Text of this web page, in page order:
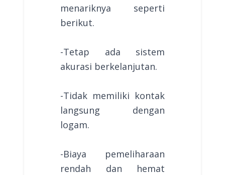
menariknya seperti
berikut.
-Tetap ada sistem
akurasi berkelanjutan.
-Tidak memiliki kontak
langsung dengan
logam.
-Biaya pemeliharaan
rendah dan hemat